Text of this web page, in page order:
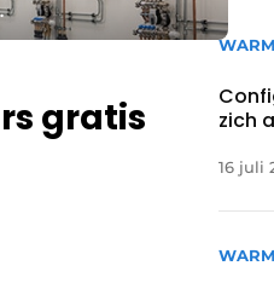
gratis
zich
16 juli